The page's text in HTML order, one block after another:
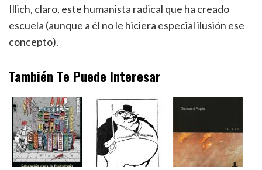
Illich, claro, este humanista radical que ha creado
escuela (aunque a él no le hiciera especial ilusión ese
concepto).
También Te Puede Interesar